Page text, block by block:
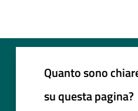
Quanto sono
su questa pagina?